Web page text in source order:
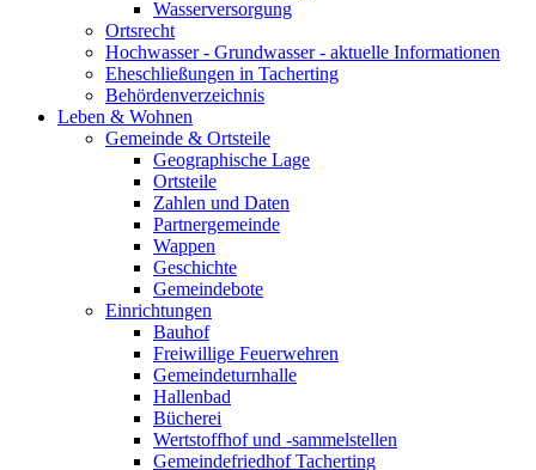
Wasserversorgung
Ortsrecht
Hochwasser - Grundwasser - aktuelle Informationen
Eheschließungen in Tacherting
Behördenverzeichnis
Leben & Wohnen
Gemeinde & Ortsteile
Geographische Lage
Ortsteile
Zahlen und Daten
Partnergemeinde
Wappen
Geschichte
Gemeindebote
Einrichtungen
Bauhof
Freiwillige Feuerwehren
Gemeindeturnhalle
Hallenbad
Bücherei
Wertstoffhof und -sammelstellen
Gemeindefriedhof Tacherting